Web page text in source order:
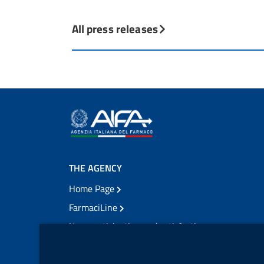
All press releases
THE AGENCY
Home Page
FarmaciLine
User participation and satisfaction